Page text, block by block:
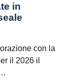
in
con la
il 2026 il